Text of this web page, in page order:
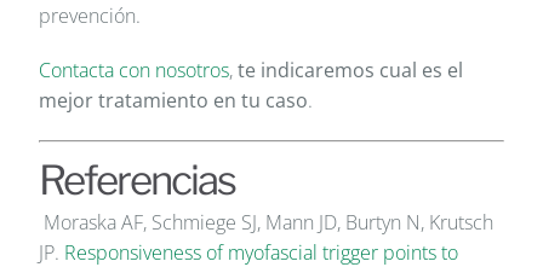
prevención.
Contacta con nosotros,te indicaremos cual es el
mejor tratamiento en tu caso.
Referencias
Moraska AF, Schmiege SJ, Mann JD, Burtyn N, Krutsch
JP. Responsiveness of myofascial trigger points to